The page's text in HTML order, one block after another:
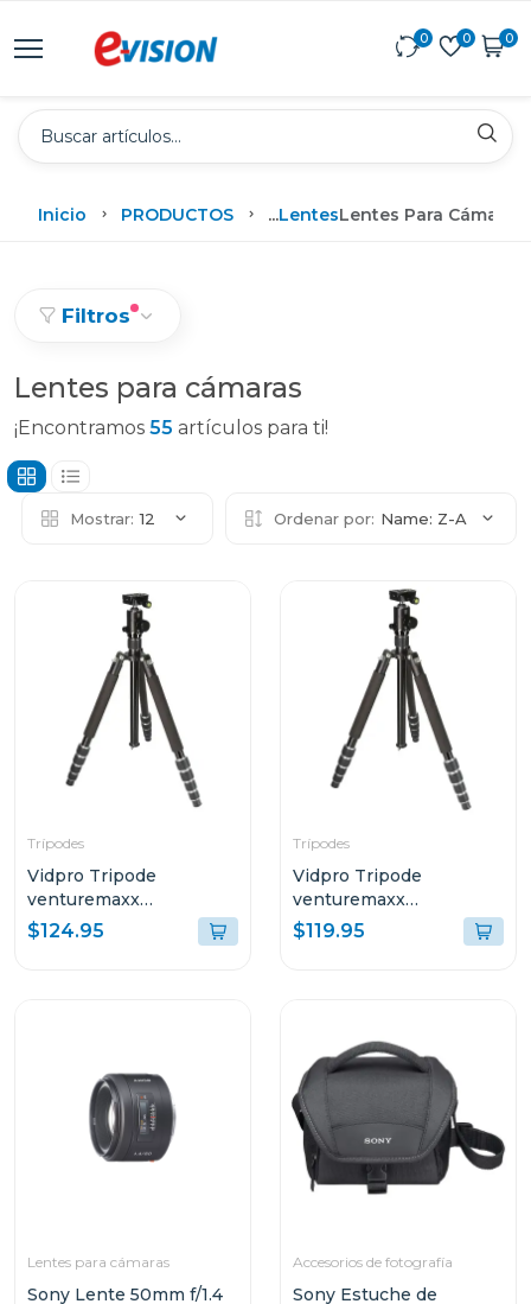
0 0 0
Inicio PRODUCTOS ...LentesLentes Para Cámaras
Filtros
Lentes para cámaras
¡Encontramos 55 artículos para ti!
Mostrar: 12 Ordenar por: Name: Z-A
Trípodes
Vidpro Tripode
venturemaxx
professional travel at-72
$124.95
Trípodes
Vidpro Tripode
venturemaxx
professional travel at-62
$119.95
Lentes para cámaras
Sony Lente 50mm f/1.4
Accesorios de fotografía
Sony Estuche de